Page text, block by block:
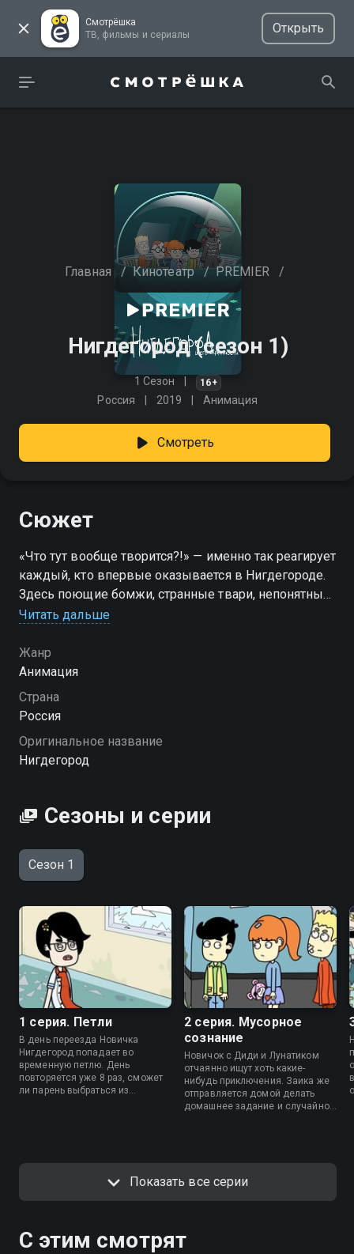
Смотрёшка
ТВ, фильмы и сериалы
Открыть
Главная / Кинотеатр / PREMIER /
Нигдегород (сезон 1)
1 Сезон 16+
Россия 2019 Анимация
Смотреть
Сюжет
«Что тут вообще творится?!» — именно так реагирует
каждый, кто впервые оказывается в Нигдегороде.
Здесь поющие бомжи, странные твари, непонятные
явления и атмосфера тотального безумия. Сюда
развода родителей заносит в этот чудной городок
вместе с мамой. Вместе с заикой, лунатиком и
загадочной Диди он влипает в череду диких
приключений и пытается разобраться, почему всё
Добро пожаловать в Нигдегород — город, где
логика отдыхает. «Нигдегород» — смотрите онлайн в
Посмотреть онлайн 1 сезон сериала Нигдегород вы
качестве на Смотрёшке
Читать дальше
Жанр
Анимация
Страна
Россия
Оригинальное название
Нигдегород
Сезоны и серии
Сезон 1
1 серия. Петли
В день переезда Новичка
Нигдегород попадает во
временную петлю. День
повторяется уже 8 раз, сможет
ли парень выбраться из
2 серия. Мусорное
сознание
Новичок с Диди и Лунатиком
отчаянно ищут хоть какие-
нибудь приключения. Заика же
отправляется домой делать
домашнее задание и случайно
Показать все серии
С этим смотрят